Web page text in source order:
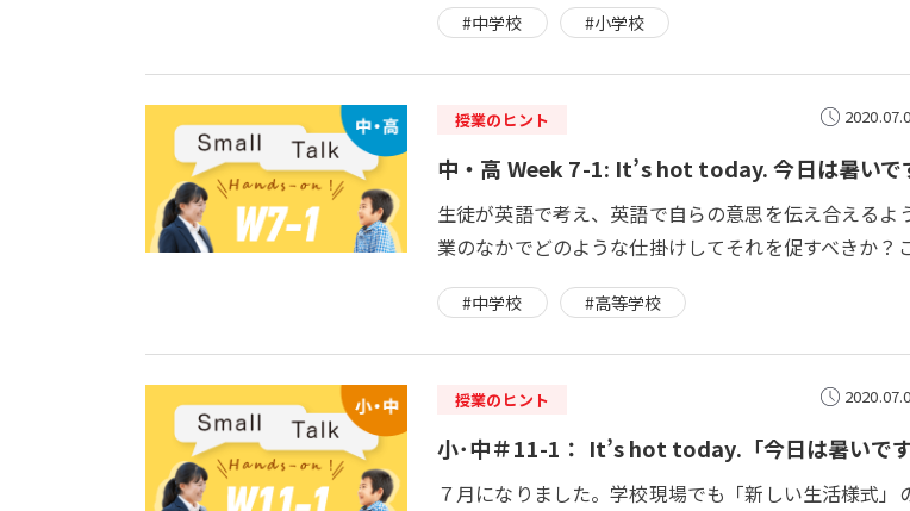
#中学校 #小学校
授業のヒント
中・高 Week 7-1: It’s hot today. 今日は暑いで
生徒が英語で考え、英語で自らの意思を伝え合えるよ
業のなかでどのような仕掛けしてそれを促すべきか
#中学校 #高等学校
授業のヒント
小･中＃11-1： It’s hot today.「今日は暑いです
７月になりました。学校現場でも「新しい生活様式」